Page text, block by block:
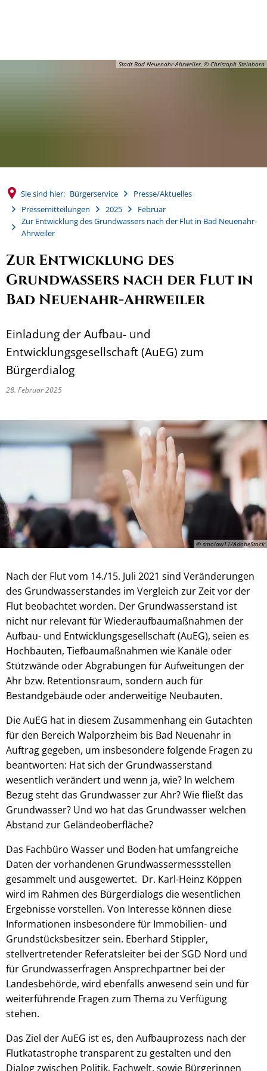
Stadt Bad Neuenahr-Ahrweiler, © Christoph Steinborn
Sie sind hier: Bürgerservice
Presse/Aktuelles
Pressemitteilungen
2025
Februar
Zur Entwicklung des Grundwassers nach der Flut in Bad Neuenahr-
Ahrweiler
Zur Entwicklung des
Grundwassers nach der Flut in
Bad Neuenahr-Ahrweiler
Einladung der Aufbau- und
Entwicklungsgesellschaft (AuEG) zum
Bürgerdialog
28. Februar 2025
© smolaw11/AdobeStock
Nach der Flut vom 14./15. Juli 2021 sind Veränderungen
des Grundwasserstandes im Vergleich zur Zeit vor der
Flut beobachtet worden. Der Grundwasserstand ist
nicht nur relevant für Wiederaufbaumaßnahmen der
Aufbau- und Entwicklungsgesellschaft (AuEG), seien es
Hochbauten, Tiefbaumaßnahmen wie Kanäle oder
Stützwände oder Abgrabungen für Aufweitungen der
Ahr bzw. Retentionsraum, sondern auch für
Bestandgebäude oder anderweitige Neubauten.
Die AuEG hat in diesem Zusammenhang ein Gutachten
für den Bereich Walporzheim bis Bad Neuenahr in
Auftrag gegeben, um insbesondere folgende Fragen zu
beantworten: Hat sich der Grundwasserstand
wesentlich verändert und wenn ja, wie? In welchem
Bezug steht das Grundwasser zur Ahr? Wie fließt das
Grundwasser? Und wo hat das Grundwasser welchen
Abstand zur Geländeoberfläche?
Das Fachbüro Wasser und Boden hat umfangreiche
Daten der vorhandenen Grundwassermessstellen
gesammelt und ausgewertet. Dr. Karl-Heinz Köppen
wird im Rahmen des Bürgerdialogs die wesentlichen
Ergebnisse vorstellen. Von Interesse können diese
Informationen insbesondere für Immobilien- und
Grundstücksbesitzer sein. Eberhard Stippler,
stellvertretender Referatsleiter bei der SGD Nord und
für Grundwasserfragen Ansprechpartner bei der
Landesbehörde, wird ebenfalls anwesend sein und für
weiterführende Fragen zum Thema zu Verfügung
stehen.
Das Ziel der AuEG ist es, den Aufbauprozess nach der
Flutkatastrophe transparent zu gestalten und den
Dialog zwischen Politik, Fachwelt, sowie Bürgerinnen